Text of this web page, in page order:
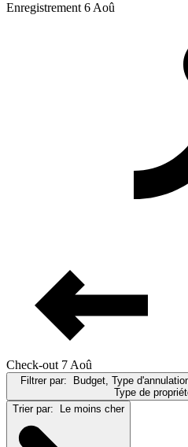
Enregistrement 6 Aoû
Check-out 7 Aoû
Filtrer par:
Budget, Type
Type de
Trier par:
Le moins cher